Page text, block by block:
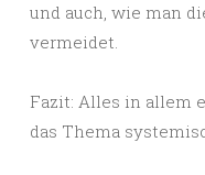
und auch, wie man
vermeidet.
Fazit: Alles in allem
das Thema